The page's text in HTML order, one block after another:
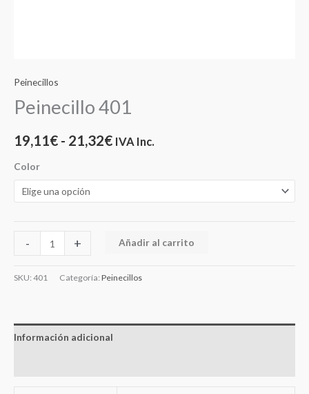
Peinecillos
Peinecillo 401
19,11€ - 21,32€ IVA Inc.
Color
- + Añadir al carrito
SKU: 401 Categoría: Peinecillos
Información adicional